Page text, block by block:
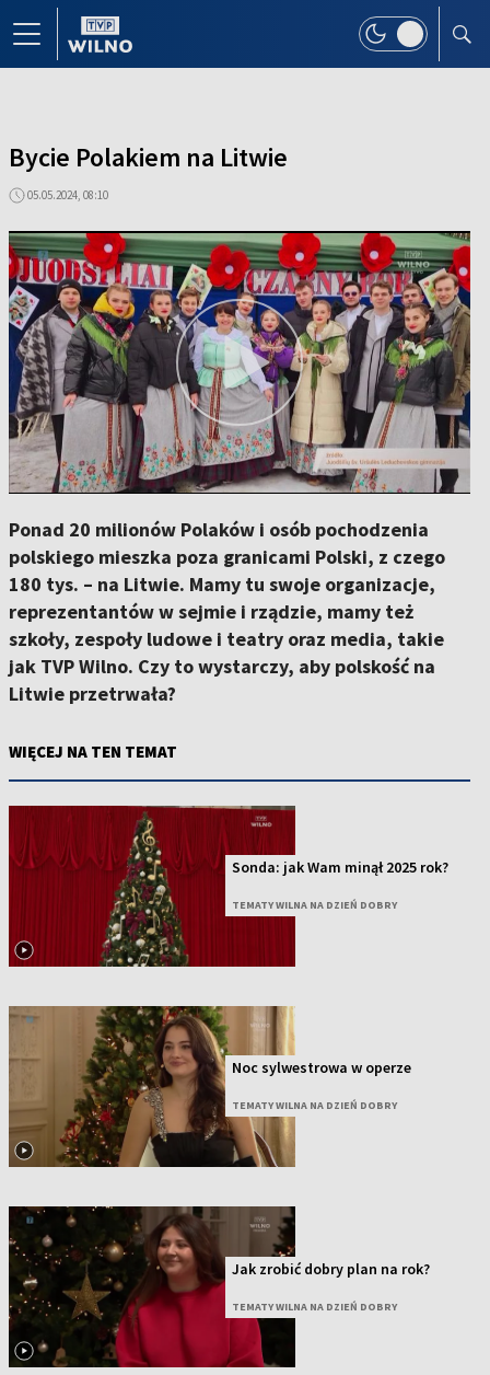
Bycie Polakiem na Litwie
05.05.2024, 08:10
Ponad 20 milionów Polaków i osób pochodzenia
polskiego mieszka poza granicami Polski, z czego
180 tys. – na Litwie. Mamy tu swoje organizacje,
reprezentantów w sejmie i rządzie, mamy też
szkoły, zespoły ludowe i teatry oraz media, takie
jak TVP Wilno. Czy to wystarczy, aby polskość na
Litwie przetrwała?
WIĘCEJ NA TEN TEMAT
Sonda: jak Wam minął 2025 rok?
TEMATY WILNA NA DZIEŃ DOBRY
Noc sylwestrowa w operze
TEMATY WILNA NA DZIEŃ DOBRY
Jak zrobić dobry plan na rok?
TEMATY WILNA NA DZIEŃ DOBRY